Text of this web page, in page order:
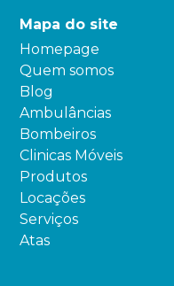
Mapa do site
Homepage
Quem somos
Blog
Ambulâncias
Bombeiros
Clinicas Móveis
Produtos
Locações
Serviços
Atas